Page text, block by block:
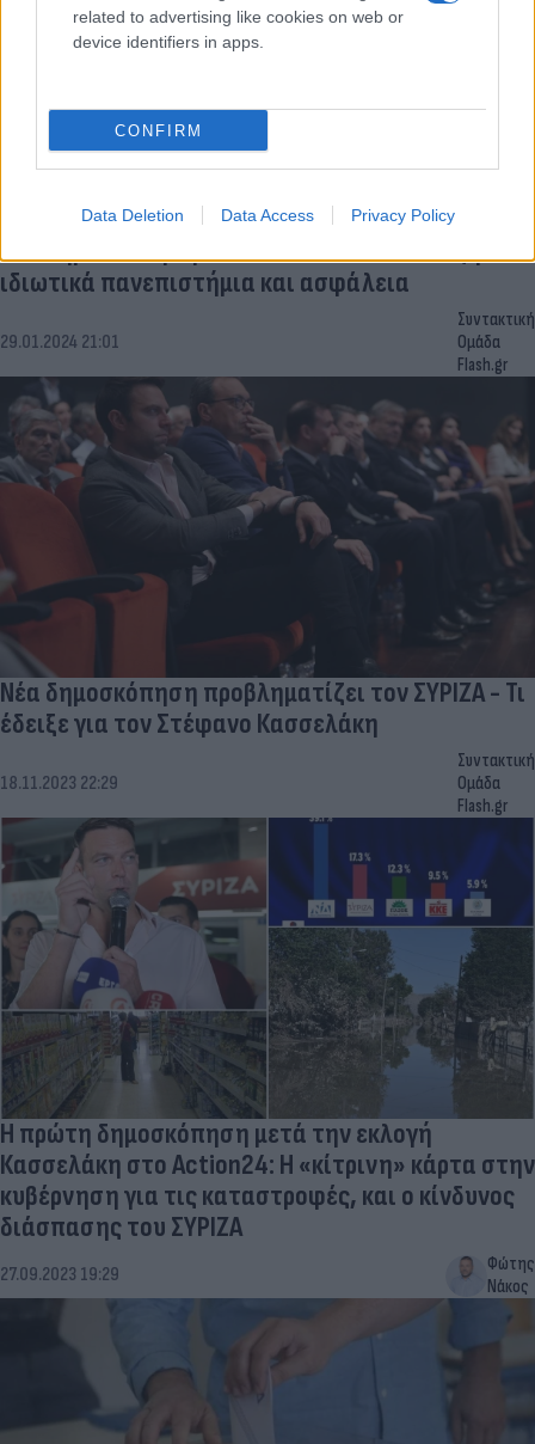
related to advertising like cookies on web or
device identifiers in apps.
CONFIRM
Data Deletion Data Access Privacy Policy
Νέα δημοσκόπηση: Τι πιστεύουν οι πολίτες για
ιδιωτικά πανεπιστήμια και ασφάλεια
29.01.2024 21:01
Συντακτική
Ομάδα
Flash.gr
Νέα δημοσκόπηση προβληματίζει τον ΣΥΡΙΖΑ - Τι
έδειξε για τον Στέφανο Κασσελάκη
18.11.2023 22:29
Συντακτική
Ομάδα
Flash.gr
Η πρώτη δημοσκόπηση μετά την εκλογή
Κασσελάκη στο Action24: Η «κίτρινη» κάρτα στην
κυβέρνηση για τις καταστροφές, και ο κίνδυνος
διάσπασης του ΣΥΡΙΖΑ
27.09.2023 19:29
Φώτης
Νάκος